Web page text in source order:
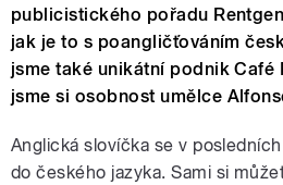
publicistického pořadu
jak je to s poangličťováním
jsme také unikátní podnik Café
jsme si osobnost umělce
Anglická slovíčka se v
do českého jazyka. Sami si